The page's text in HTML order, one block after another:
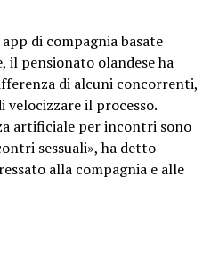
di compagnia basate
il pensionato olandese ha
di alcuni concorrenti,
velocizzare il processo.
artificiale per incontri sono
sessuali», ha detto
alla compagnia e alle